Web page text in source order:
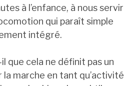
à l’enfance, à nous servir
qui paraît simple
intégré.
que cela ne définit pas un
la marche en tant qu’activité